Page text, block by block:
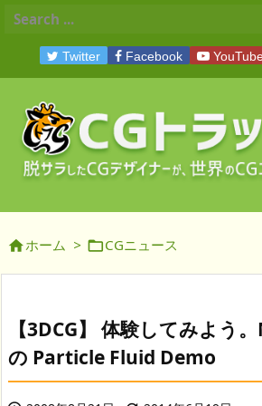
Twitter Facebook
ホーム > CGニュース
【3DCG】 体験してみよう
の Particle Fluid Demo